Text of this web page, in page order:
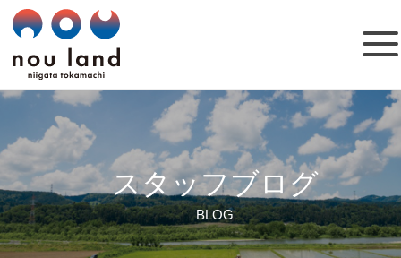
スタッフブログ
BLOG